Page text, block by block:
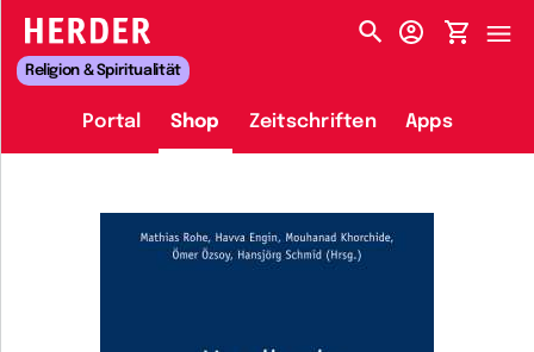
HERDER-MENÜ
Religion & Spiritualität
Portal Shop Zeitschriften Apps